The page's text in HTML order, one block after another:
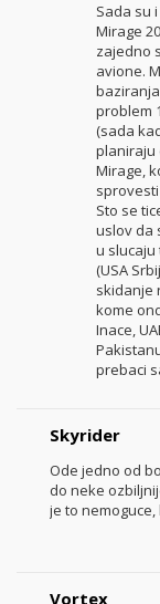
Sada su
Mirage
zajedno
avione.
problem
(sada
planiraju
Mirage,
sprovesti
Sto se
uslov da
u
(USA
skidanje
kome
Inace,
prebaci
Skyrider
Ode jedno od
do neke
je to
Vortex